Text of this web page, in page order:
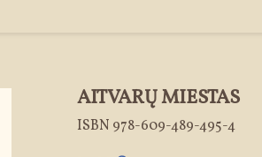
AITVARŲ MIESTAS
ISBN 978-609-489-495-4